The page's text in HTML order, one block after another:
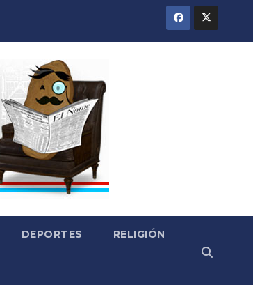
DEPORTES RELIGIÓN